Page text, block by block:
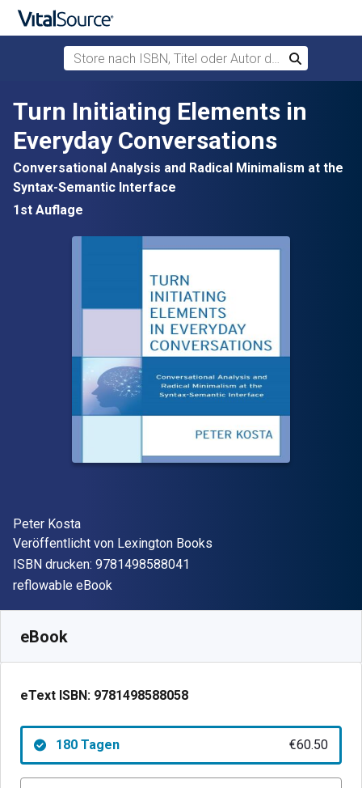
Zum Hauptinhalt springen
Store nach ISBN, Titel oder Autor durchsuchen
Suchen
Turn Initiating Elements in
Everyday Conversations
Conversational Analysis and Radical Minimalism at the
Syntax-Semantic Interface
1st Auflage
Autor(en)
Peter Kosta
Verleger
Veröffentlicht von Lexington Books
ISBN drucken: 9781498588041
Format
reflowable eBook
eBook
eText ISBN: 9781498588058
180 Tagen €60.50